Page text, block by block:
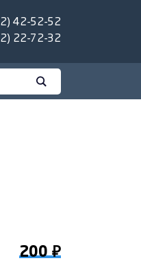
42-52-52
22-72-32
200 ₽